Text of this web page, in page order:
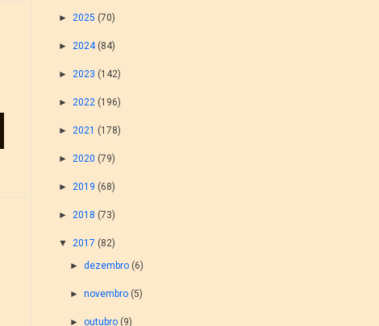
► 2025 (70)
► 2024 (84)
► 2023 (142)
► 2022 (196)
► 2021 (178)
► 2020 (79)
► 2019 (68)
► 2018 (73)
▼ 2017 (82)
►dezembro (6)
►novembro (5)
►outubro (9)